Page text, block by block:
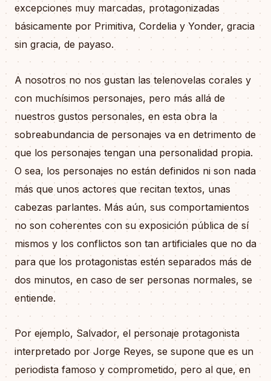
excepciones muy marcadas, protagonizadas
básicamente por Primitiva, Cordelia y Yonder, gracia
sin gracia, de payaso.
A nosotros no nos gustan las telenovelas corales y
con muchísimos personajes, pero más allá de
nuestros gustos personales, en esta obra la
sobreabundancia de personajes va en detrimento de
que los personajes tengan una personalidad propia.
O sea, los personajes no están definidos ni son nada
más que unos actores que recitan textos, unas
cabezas parlantes. Más aún, sus comportamientos
no son coherentes con su exposición pública de sí
mismos y los conflictos son tan artificiales que no da
para que los protagonistas estén separados más de
dos minutos, en caso de ser personas normales, se
entiende.
Por ejemplo, Salvador, el personaje protagonista
interpretado por Jorge Reyes, se supone que es un
periodista famoso y comprometido, pero al que, en